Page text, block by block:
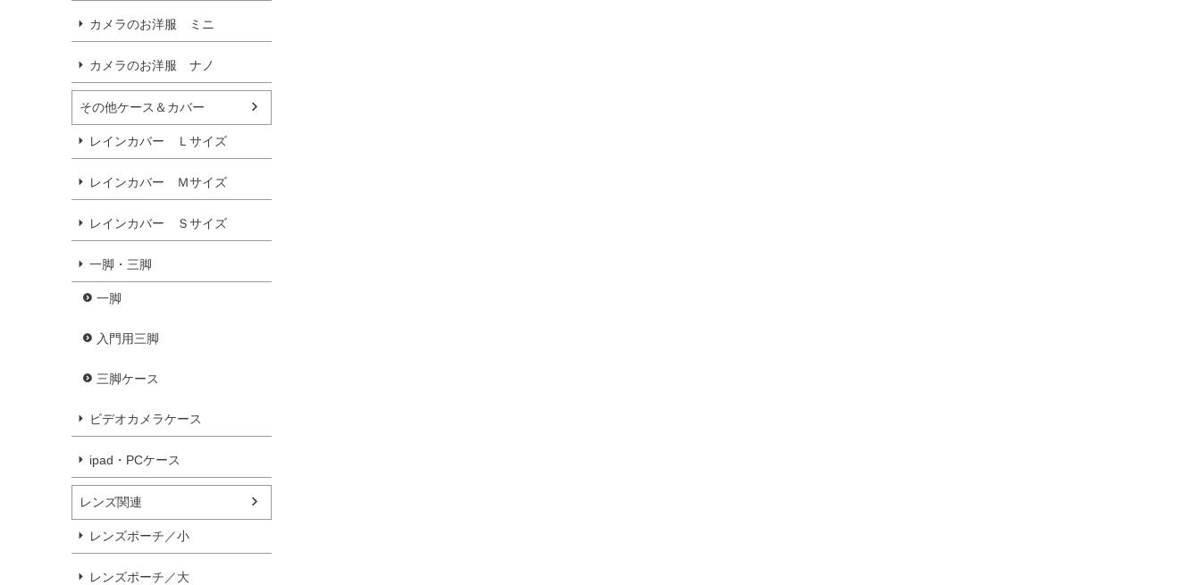
カメラのお洋服 ミニ
カメラのお洋服 ナノ
その他ケース＆カバー
レインカバー Ｌサイズ
レインカバー Ｍサイズ
レインカバー Ｓサイズ
一脚・三脚
一脚
入門用三脚
三脚ケース
ビデオカメラケース
ipad・PCケース
レンズ関連
レンズポーチ／小
レンズポーチ／大